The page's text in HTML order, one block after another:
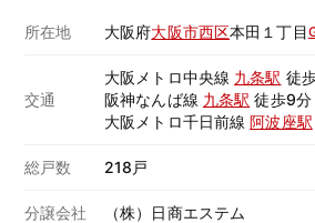
所在地 大阪府大阪市西区本田１丁目
交通
大阪メトロ中央線 九条駅 徒
阪神なんば線 九条駅 徒歩9分
大阪メトロ千日前線阿波座駅
総戸数 218戸
分譲会社 （株）日商エステム